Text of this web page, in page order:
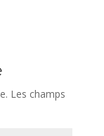
Les champs